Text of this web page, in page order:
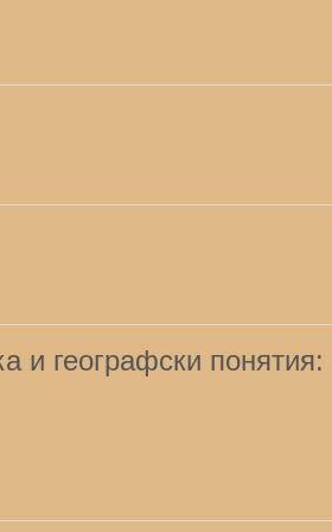
и географски понятия: